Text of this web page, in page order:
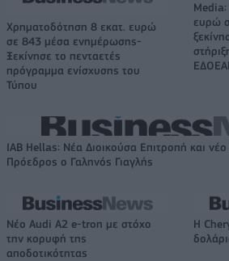
Χρηματοδότηση 8 εκατ. ευρώ
σε 843 μέσα ενημέρωσης-
Ξεκίνησε το πενταετές
πρόγραμμα ενίσχυσης του
Τύπου
ευρώ
IAB Hellas: Νέα Διοικούσα Επιτροπή και νέο
Πρόεδρος ο Γαληνός Γιαγλής
Νέο Audi A2 e-tron με στόχο
την κορυφή της
αποδοτικότητας
Η